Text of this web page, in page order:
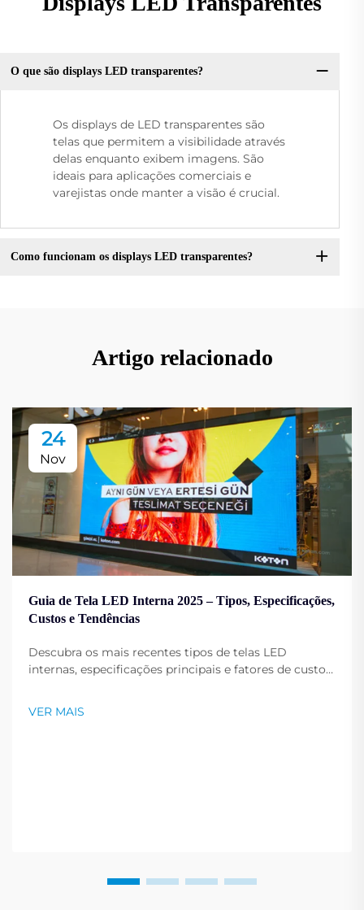
O que são displays LED transparentes?
Os displays de LED transparentes são
telas que permitem a visibilidade através
delas enquanto exibem imagens. São
ideais para aplicações comerciais e
varejistas onde manter a visão é crucial.
Como funcionam os displays LED transparentes?
Artigo relacionado
24
Nov
Guia de Tela LED Interna 2025 – Tipos, Especificações,
Custos e Tendências
Descubra os mais recentes tipos de telas LED
internas, especificações principais e fatores de custo
mais agora.
VER MAIS